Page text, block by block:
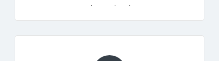
accusantiumor sit v oluptatem